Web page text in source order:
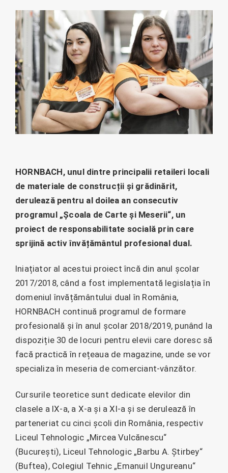
HORNBACH, unul dintre principalii retaileri locali
de materiale de construcții și grădinărit,
derulează pentru al doilea an consecutiv
programul „Școala de Carte și Meserii“, un
proiect de responsabilitate socială prin care
sprijină activ învățământul profesional dual.
Iniațiator al acestui proiect încă din anul școlar
2017/2018, când a fost implementată legislația în
domeniul învățământului dual în România,
HORNBACH continuă programul de formare
profesională și în anul școlar 2018/2019, punând la
dispoziție 30 de locuri pentru elevii care doresc să
facă practică în rețeaua de magazine, unde se vor
specializa în meseria de comerciant-vânzător.
Cursurile teoretice sunt dedicate elevilor din
clasele a IX-a, a X-a și a XI-a și se derulează în
parteneriat cu cinci școli din România, respectiv
Liceul Tehnologic „Mircea Vulcănescu“
(București), Liceul Tehnologic „Barbu A. Știrbey“
(Buftea), Colegiul Tehnic „Emanuil Ungureanu“